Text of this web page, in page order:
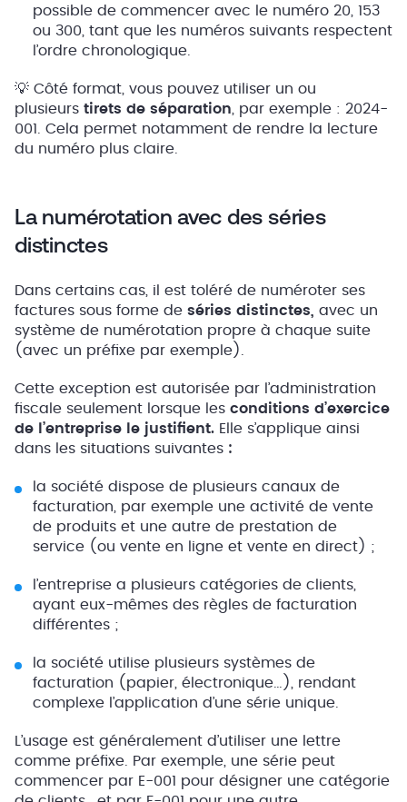
possible de commencer avec le numéro 20, 153
ou 300, tant que les numéros suivants respectent
l’ordre chronologique.
💡 Côté format, vous pouvez utiliser un ou
plusieurs tirets de séparation, par exemple : 2024-
001. Cela permet notamment de rendre la lecture
du numéro plus claire.
La numérotation avec des séries
distinctes
Dans certains cas, il est toléré de numéroter ses
factures sous forme de séries distinctes, avec un
système de numérotation propre à chaque suite
(avec un préfixe par exemple).
Cette exception est autorisée par l’administration
fiscale seulement lorsque les conditions d’exercice
de l’entreprise le justifient. Elle s’applique ainsi
dans les situations suivantes :
la société dispose de plusieurs canaux de
facturation, par exemple une activité de vente
de produits et une autre de prestation de
service (ou vente en ligne et vente en direct) ;
l’entreprise a plusieurs catégories de clients,
ayant eux-mêmes des règles de facturation
différentes ;
la société utilise plusieurs systèmes de
facturation (papier, électronique…), rendant
complexe l’application d’une série unique.
L’usage est généralement d’utiliser une lettre
comme préfixe. Par exemple, une série peut
commencer par E-001 pour désigner une catégorie